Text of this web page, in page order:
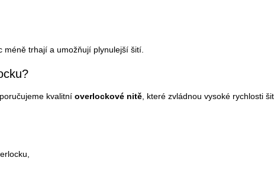
méně trhají a umožňují plynulejší šití.
kvalitní overlockové nitě , které zvládnou vysoké rychlosti